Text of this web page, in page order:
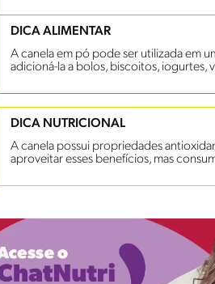
DICA ALIMENTAR
A canela em pó pode ser utilizada em
adicioná-la a bolos, biscoitos, iogurtes,
DICA NUTRICIONAL
A canela possui propriedades
aproveitar esses benefícios, mas